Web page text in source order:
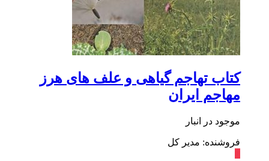
کتاب تهاجم گیاهی و علف های هرز
مهاجم ایران
موجود در انبار
فروشنده: مدیر کل